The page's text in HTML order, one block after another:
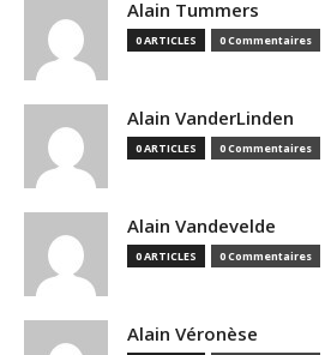
Alain Tummers
0 ARTICLES 0 Commentaires
Alain VanderLinden
0 ARTICLES 0 Commentaires
Alain Vandevelde
0 ARTICLES 0 Commentaires
Alain Véronèse